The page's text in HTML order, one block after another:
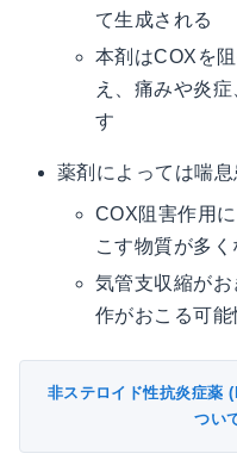
て生成される
本剤はCOXを
え、痛みや炎
す
薬剤によっては喘
COX阻害作用
こす物質が多
気管支収縮が
作がおこる可能
非ステロイド性抗炎症薬
つい